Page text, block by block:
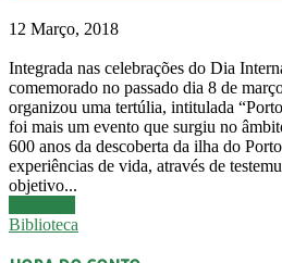
12 Março, 2018
Integrada nas celebrações do Dia
comemorado no passado dia 8 de
organizou uma tertúlia, intitulada
foi mais um evento que surgiu no
600 anos da descoberta da ilha do
experiências de vida, através de
objetivo...
Biblioteca